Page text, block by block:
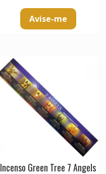
Avise-me
Incenso Green Tree 7 Angels